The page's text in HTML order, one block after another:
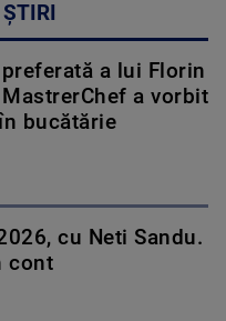
a lui Florin
a vorbit
bucătărie
cu Neti Sandu.
cont